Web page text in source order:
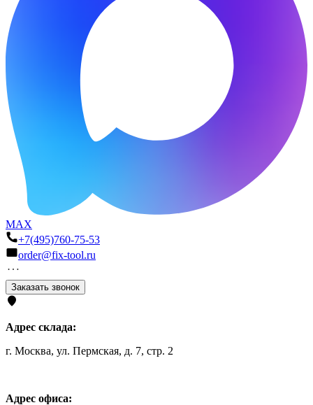
MAX
+7(495)760-75-53
order@fix-tool.ru
Заказать звонок
Адрес склада:
г. Москва, ул. Пермская, д. 7, стр. 2
Адрес офиса: